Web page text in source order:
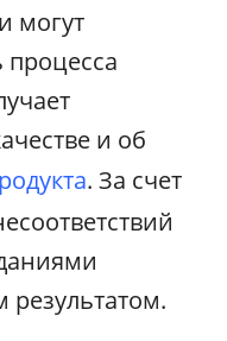
могут
процесса
и об
. За счет
результатом.